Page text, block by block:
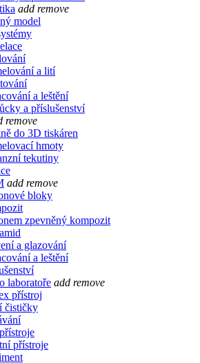
add remove
model
a lití
a leštění
a příslušenství
remove
do 3D tiskáren
hmoty
tekutiny
add remove
bloky
zpevněný kompozit
a glazování
a leštění
laboratoře add remove
přístroj
čističky
přístroje